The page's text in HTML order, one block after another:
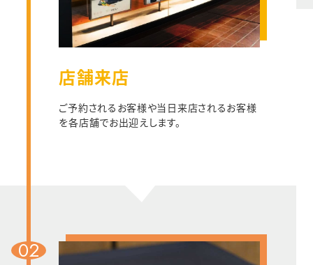
店舗来店
ご予約されるお客様や当日来店されるお客様
を各店舗でお出迎えします。
02